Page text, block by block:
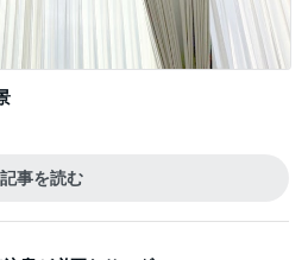
記事を読む